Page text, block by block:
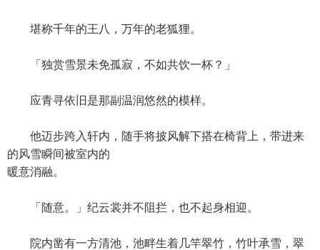
堪称千年的王八，万年的老狐狸。
「独赏雪景未免孤寂，不如共饮一杯？」
应青寻依旧是那副温润悠然的模样。
他迈步跨入轩内，随手将披风解下搭在椅背上，带进来
的风雪瞬间被室内的
暖意消融。
「随意。」纪云裳并不阻拦，也不起身相迎。
院内凿有一方清池，池畔生着几竿翠竹，竹叶承雪，翠